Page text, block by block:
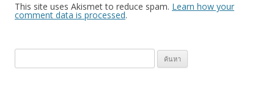
This site uses Akismet to reduce spam. Learn how your
comment data is processed.
น